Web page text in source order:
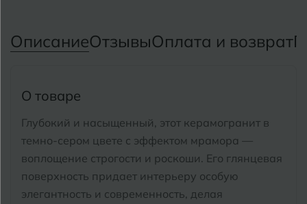
ОписаниеОтзывыОплата и возврат
О товаре
Глубокий и насыщенный, этот керамогранит в
темно-сером цвете с эффектом мрамора —
воплощение строгости и роскоши. Его глянцевая
поверхность придает интерьеру особую
элегантность и современность, делая
Ижевск
Казань
Кемерово
Тула